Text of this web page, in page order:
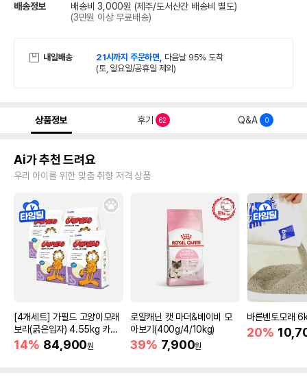
배송정보 배송비 3,000원 (제주/도서산간 배송비 별도)
(3만원 이상 무료배송)
내일배송 21시까지 주문하면, 다음날 95% 도착
(토, 일요일/공휴일 제외)
상품정보 후기 62 Q&A 0
Ai가 추천 드려요
우리 아이를 위한 맞춤 취향 저격 상품
[4개세트] 가필드 고양이모래
보라(굵은입자) 4.55kg 카사
바모래
14% 84,900원
로얄캐닌 캣 마더&베이비 모
아보기(400g/4/10kg)
39% 7,900원
바른벤토모래
20%